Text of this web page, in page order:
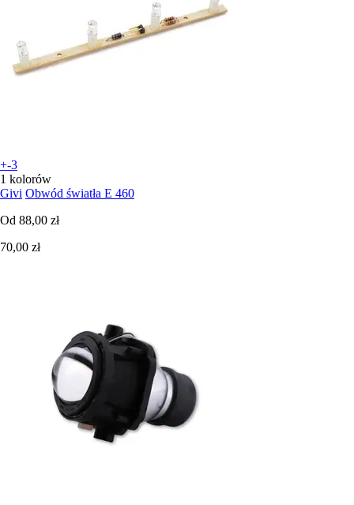
+-3
1 kolorów
Givi Obwód światła E 460
Od 88,00 zł
70,00 zł